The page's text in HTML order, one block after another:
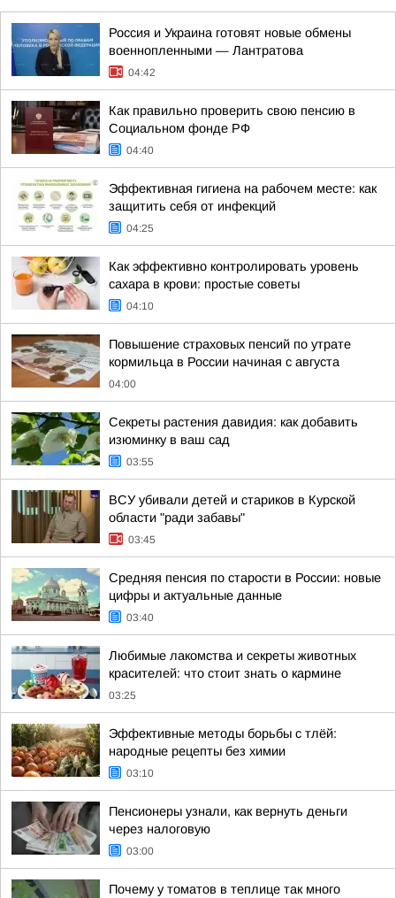
Россия и Украина готовят новые обмены
военнопленными — Лантратова
04:42
Как правильно проверить свою пенсию в
Социальном фонде РФ
04:40
Эффективная гигиена на рабочем месте: как
защитить себя от инфекций
04:25
Как эффективно контролировать уровень
сахара в крови: простые советы
04:10
Повышение страховых пенсий по утрате
кормильца в России начиная с августа
04:00
Секреты растения давидия: как добавить
изюминку в ваш сад
03:55
ВСУ убивали детей и стариков в Курской
области "ради забавы"
03:45
Средняя пенсия по старости в России: новые
цифры и актуальные данные
03:40
Любимые лакомства и секреты животных
красителей: что стоит знать о кармине
03:25
Эффективные методы борьбы с тлёй:
народные рецепты без химии
03:10
Пенсионеры узнали, как вернуть деньги
через налоговую
03:00
Почему у томатов в теплице так много